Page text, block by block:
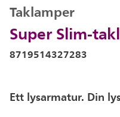
Super Slim-
Taklamper
8719514327283
Ett lysarmatur. Din